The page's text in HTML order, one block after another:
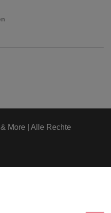
More | Alle Rechte